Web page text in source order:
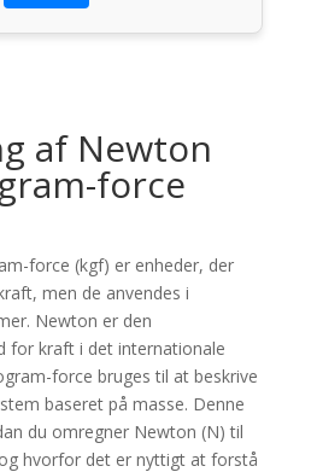
af Newton
force
force (kgf) er enheder, der
men de anvendes i
Newton er den
for kraft i det internationale
force bruges til at beskrive
baseret på masse. Denne
du omregner Newton (N) til
hvorfor det er nyttigt at forstå